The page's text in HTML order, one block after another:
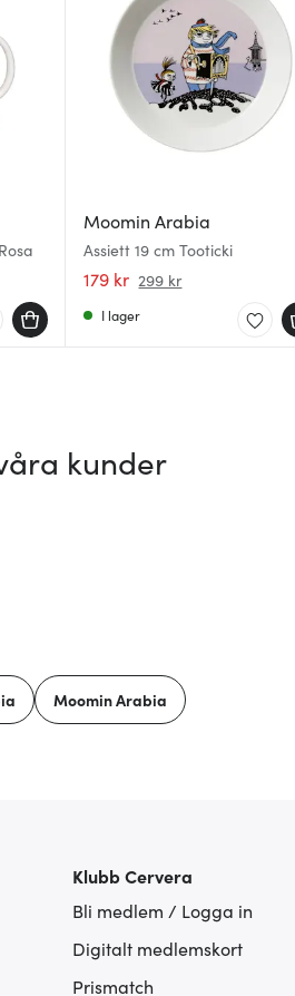
Moomin Arabia
Assiett 19 cm Tooticki
179 kr 299 kr
I lager
kunder
Moomin Arabia
Klubb Cervera
Bli medlem / Logga in
Digitalt medlemskort
Prismatch